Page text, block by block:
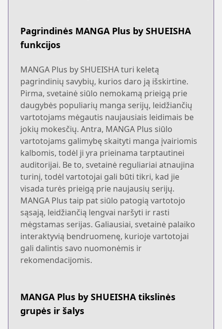
Pagrindinės MANGA Plus by SHUEISHA
funkcijos
MANGA Plus by SHUEISHA turi keletą
pagrindinių savybių, kurios daro ją išskirtine.
Pirma, svetainė siūlo nemokamą prieigą prie
daugybės populiarių manga serijų, leidžiančių
vartotojams mėgautis naujausiais leidimais be
jokių mokesčių. Antra, MANGA Plus siūlo
vartotojams galimybę skaityti manga įvairiomis
kalbomis, todėl ji yra prieinama tarptautinei
auditorijai. Be to, svetainė reguliariai atnaujina
turinį, todėl vartotojai gali būti tikri, kad jie
visada turės prieigą prie naujausių serijų.
MANGA Plus taip pat siūlo patogią vartotojo
sąsają, leidžiančią lengvai naršyti ir rasti
mėgstamas serijas. Galiausiai, svetainė palaiko
interaktyvią bendruomenę, kurioje vartotojai
gali dalintis savo nuomonėmis ir
rekomendacijomis.
MANGA Plus by SHUEISHA tikslinės
grupės ir šalys